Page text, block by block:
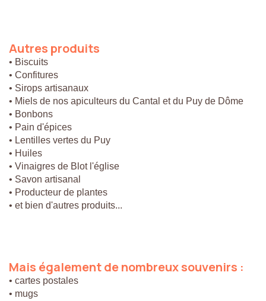
Autres produits
• Biscuits
• Confitures
• Sirops artisanaux
• Miels de nos apiculteurs du Cantal et du Puy de Dôme
• Bonbons
• Pain d'épices
• Lentilles vertes du Puy
• Huiles
• Vinaigres de Blot l'église
• Savon artisanal
• Producteur de plantes
• et bien d'autres produits...
Mais égalementdenombreuxsouvenirs :
• cartes postales
• mugs